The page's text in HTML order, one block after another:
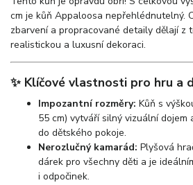
cm je kůň Appaloosa nepřehlédnutelný.
zbarvení a propracované detaily dělají z
realistickou a luxusní dekoraci.
✨ Klíčové vlastnosti pro hru a
Impozantní rozměry: Kůň s
55 cm) vytváří silný vizuální dojem
do dětského pokoje.
Nerozlučný kamarád: Plyšová
dárek pro všechny děti a je
i odpočinek.